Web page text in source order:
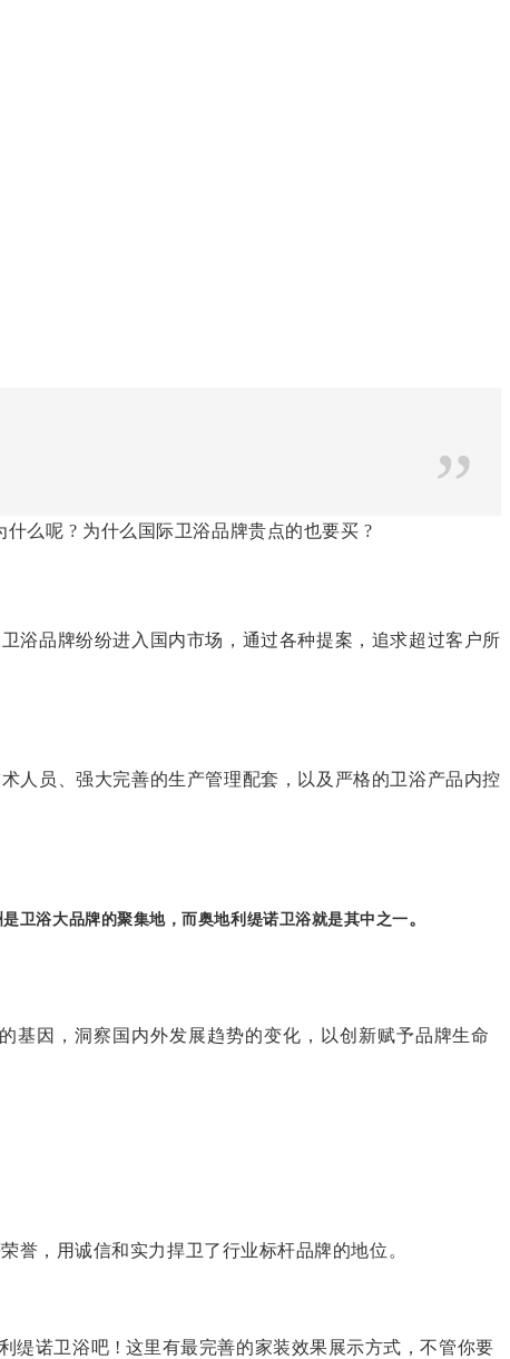
”
么呢 ? 为什么国际卫浴品牌贵点的也要买 ?
浴品牌纷纷进入国内市场，通过各种提案，追求超过客户所
人员、强大完善的生产管理配套，以及严格的卫浴产品内控
卫浴大品牌的聚集地，而奥地利缇诺卫浴就是其中之一。
基因，洞察国内外发展趋势的变化，以创新赋予品牌生命
誉，用诚信和实力捍卫了行业标杆品牌的地位。
缇诺卫浴吧 ! 这里有最完善的家装效果展示方式，不管你要